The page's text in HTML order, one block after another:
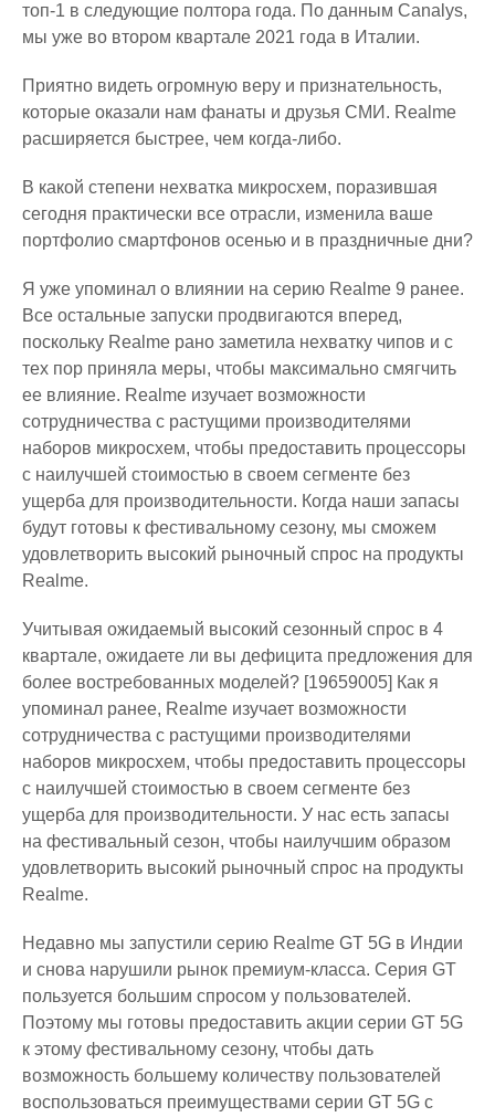
топ-1 в следующие полтора года. По данным Canalys,
мы уже во втором квартале 2021 года в Италии.
Приятно видеть огромную веру и признательность,
которые оказали нам фанаты и друзья СМИ. Realme
расширяется быстрее, чем когда-либо.
В какой степени нехватка микросхем, поразившая
сегодня практически все отрасли, изменила ваше
портфолио смартфонов осенью и в праздничные дни?
Я уже упоминал о влиянии на серию Realme 9 ранее.
Все остальные запуски продвигаются вперед,
поскольку Realme рано заметила нехватку чипов и с
тех пор приняла меры, чтобы максимально смягчить
ее влияние. Realme изучает возможности
сотрудничества с растущими производителями
наборов микросхем, чтобы предоставить процессоры
с наилучшей стоимостью в своем сегменте без
ущерба для производительности. Когда наши запасы
будут готовы к фестивальному сезону, мы сможем
удовлетворить высокий рыночный спрос на продукты
Realme.
Учитывая ожидаемый высокий сезонный спрос в 4
квартале, ожидаете ли вы дефицита предложения для
более востребованных моделей? [19659005] Как я
упоминал ранее, Realme изучает возможности
сотрудничества с растущими производителями
наборов микросхем, чтобы предоставить процессоры
с наилучшей стоимостью в своем сегменте без
ущерба для производительности. У нас есть запасы
на фестивальный сезон, чтобы наилучшим образом
удовлетворить высокий рыночный спрос на продукты
Realme.
Недавно мы запустили серию Realme GT 5G в Индии
и снова нарушили рынок премиум-класса. Серия GT
пользуется большим спросом у пользователей.
Поэтому мы готовы предоставить акции серии GT 5G
к этому фестивальному сезону, чтобы дать
возможность большему количеству пользователей
воспользоваться преимуществами серии GT 5G с